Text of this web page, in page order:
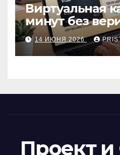
Виртуальная
минут без
участия
пополнением
обзор
14 ИЮНЯ 2026
Проект